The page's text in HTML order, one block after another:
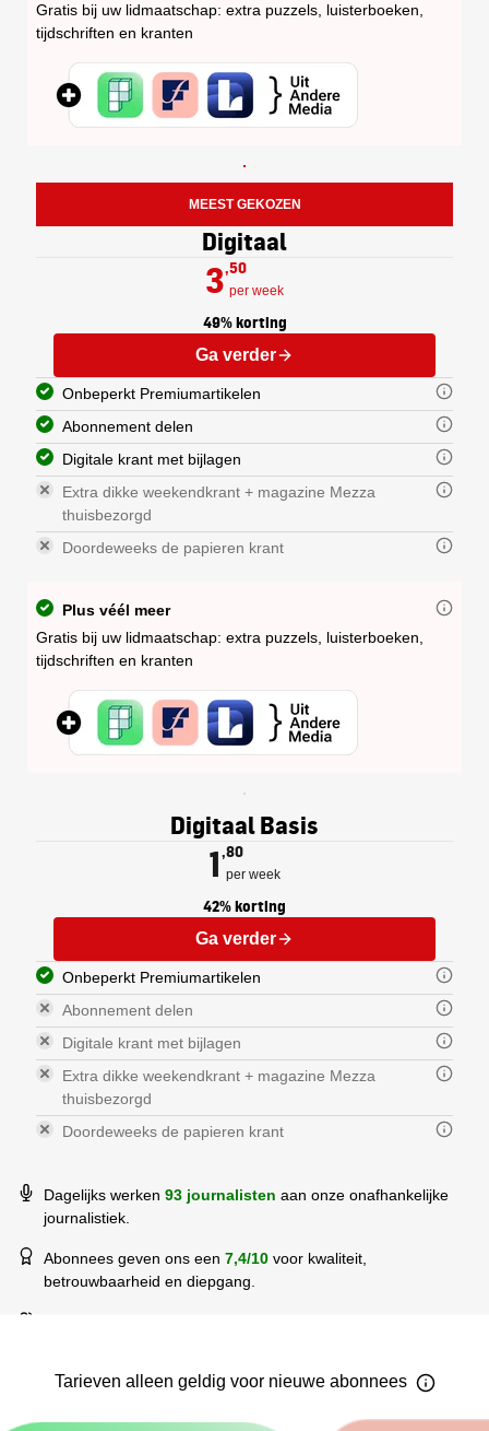
Gratis bij uw lidmaatschap: extra puzzels, luisterboeken,
tijdschriften en kranten
MEEST GEKOZEN
Digitaal
3,50
per week
49% korting
Ga verder
Onbeperkt Premiumartikelen
Abonnement delen
Digitale krant met bijlagen
Extra dikke weekendkrant + magazine Mezza
thuisbezorgd
Doordeweeks de papieren krant
Nationaal en internationaal
Op maandag ontvangt u een extra
Plus véél meer
Gratis bij uw lidmaatschap: extra puzzels, luisterboeken,
tijdschriften en kranten
Digitaal Basis
1,80
per week
42% korting
Ga verder
Onbeperkt Premiumartikelen
Abonnement delen
Digitale krant met bijlagen
Extra dikke weekendkrant + magazine Mezza
thuisbezorgd
Doordeweeks de papieren krant
Nationaal en internationaal
Op maandag ontvangt u een extra
Dagelijks werken 93 journalisten aan onze onafhankelijke
journalistiek.
Abonnees geven ons een 7,4/10 voor kwaliteit,
betrouwbaarheid en diepgang.
Tarieven alleen geldig voor nieuwe abonnees